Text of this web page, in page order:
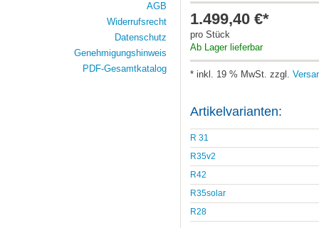
1.499,40 €*
pro Stück
Ab Lager lieferbar
* inkl. 19 % MwSt. zzgl.
Artikelvarianten:
R 31
R35v2
R42
R35solar
R28
AGB
Widerrufsrecht
Datenschutz
Genehmigungshinweis
PDF-Gesamtkatalog